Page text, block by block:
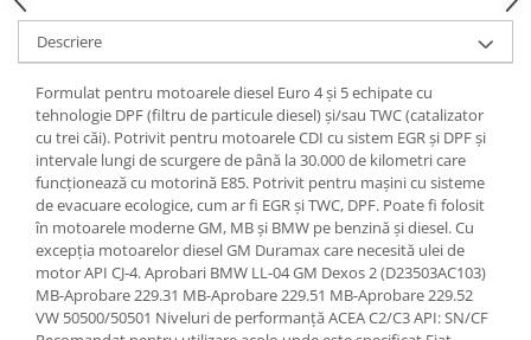
Descriere
Formulat pentru motoarele diesel Euro 4 și 5 echipate cu
tehnologie DPF (filtru de particule diesel) și/sau TWC (catalizator
cu trei căi). Potrivit pentru motoarele CDI cu sistem EGR și DPF și
intervale lungi de scurgere de până la 30.000 de kilometri care
funcționează cu motorină E85. Potrivit pentru mașini cu sisteme
de evacuare ecologice, cum ar fi EGR și TWC, DPF. Poate fi folosit
în motoarele moderne GM, MB și BMW pe benzină și diesel. Cu
excepția motoarelor diesel GM Duramax care necesită ulei de
motor API CJ-4. Aprobari BMW LL-04 GM Dexos 2 (D23503AC103)
MB-Aprobare 229.31 MB-Aprobare 229.51 MB-Aprobare 229.52
VW 50500/50501 Niveluri de performanță ACEA C2/C3 API: SN/CF